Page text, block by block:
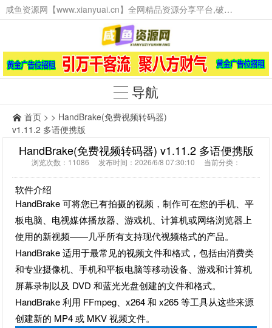
咸鱼资源网【www.xianyuai.cn】全网精品资源分享平台,破解软件,技术源码,火爆项目,工具辅助,这里无所不有。
导航
首页 > > HandBrake(免费视频转码器)
v1.11.2 多语便携版
HandBrake(免费视频转码器) v1.11.2 多语便携版
浏览次数：11086 发布时间：2026/6/8 07:30:10 当前分类：
软件介绍
HandBrake 可将您已有拍摄的视频，制作可在您的手机、平
板电脑、电视媒体播放器、游戏机、计算机或网络浏览器上
使用的新视频——几乎所有支持现代视频格式的产品。
HandBrake 适用于最常见的视频文件和格式，包括由消费类
和专业摄像机、手机和平板电脑等移动设备、游戏和计算机
屏幕录制以及 DVD 和蓝光光盘创建的文件和格式。
HandBrake 利用 FFmpeg、x264 和 x265 等工具从这些来源
创建新的 MP4 或 MKV 视频文件。